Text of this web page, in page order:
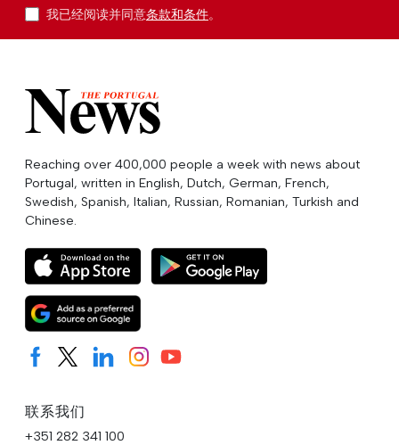
我已经阅读并同意条款和条件。
Reaching over 400,000 people a week with news about
Portugal, written in English, Dutch, German, French,
Swedish, Spanish, Italian, Russian, Romanian, Turkish and
Chinese.
联系我们
+351 282 341 100